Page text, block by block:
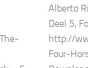
Alberto
Deel 5,
http://
Four-